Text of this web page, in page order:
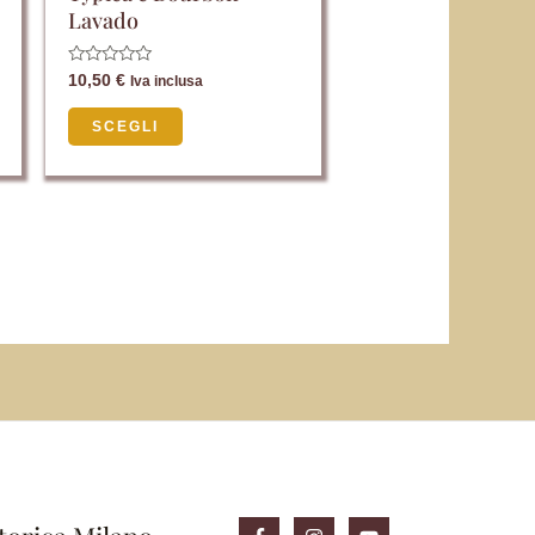
Lavado
Valutato
su
10,50 € Iva inclusa
SCEGLI